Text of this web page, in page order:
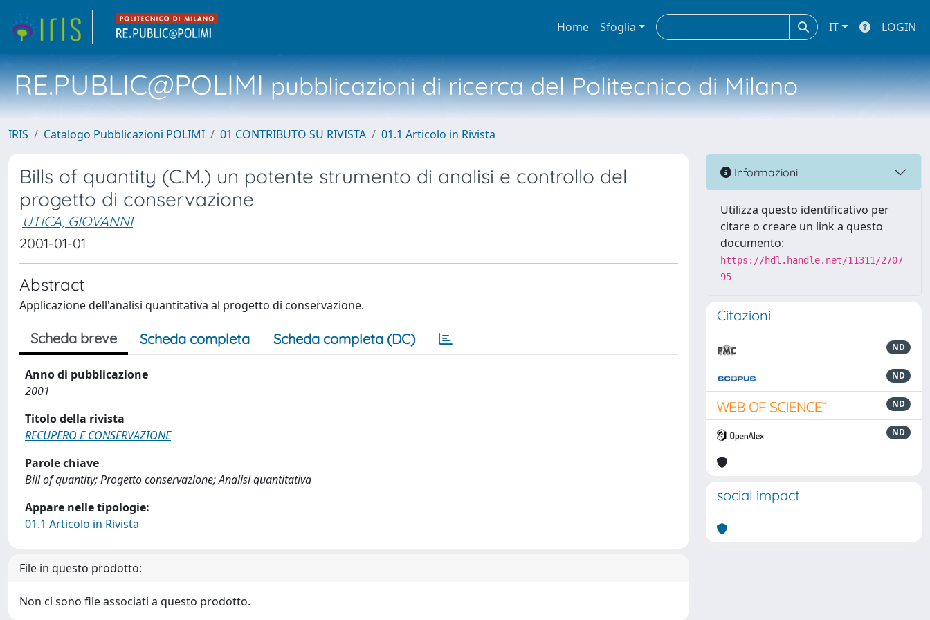
Home Sfoglia IT LOGIN
RE.PUBLIC@POLIMIpubblicazioni di ricerca del Politecnico di Milano
IRIS Catalogo Pubblicazioni POLIMI 01 CONTRIBUTO SU RIVISTA 01.1 Articolo in Rivista
Bills of quantity (C.M.) un potente strumento di analisi e controllo del
progetto di conservazione
UTICA, GIOVANNI
2001-01-01
Abstract
Applicazione dell'analisi quantitativa al progetto di conservazione.
Scheda breve Scheda completa Scheda completa (DC)
Anno di pubblicazione
2001
Titolo della rivista
RECUPERO E CONSERVAZIONE
Parole chiave
Bill of quantity; Progetto conservazione; Analisi quantitativa
Appare nelle tipologie:
01.1 Articolo in Rivista
File in questo prodotto:
Non ci sono file associati a questo prodotto.
Informazioni
Utilizza questo identificativo per
citare o creare un link a questo
documento:
https://hdl.handle.net/11311/2707
95
Citazioni
ND
ND
ND
ND
social impact